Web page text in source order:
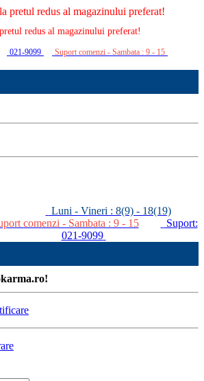
pretul redus al magazinului preferat!
redus al magazinului preferat!
021-9099 Suport comenzi - Sambata : 9 - 15
Luni - Vineri : 8(9) - 18(19)
comenzi - Sambata : 9 - 15
Suport:
021-9099